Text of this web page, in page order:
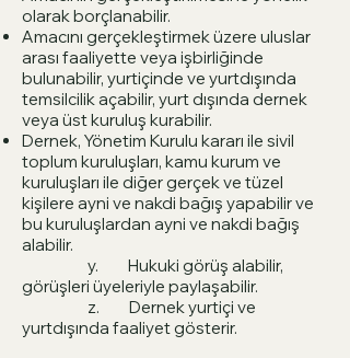
olarak borçlanabilir.
Amacını gerçekleştirmek üzere uluslar
arası faaliyette veya işbirliğinde
bulunabilir, yurtiçinde ve yurtdışında
temsilcilik açabilir, yurt dışında dernek
veya üst kuruluş kurabilir.
Dernek, Yönetim Kurulu kararı ile sivil
toplum kuruluşları, kamu kurum ve
kuruluşları ile diğer gerçek ve tüzel
kişilere ayni ve nakdi bağış yapabilir ve
bu kuruluşlardan ayni ve nakdi bağış
alabilir.
y. Hukuki görüş alabilir,
görüşleri üyeleriyle paylaşabilir.
z. Dernek yurtiçi ve
yurtdışında faaliyet gösterir.